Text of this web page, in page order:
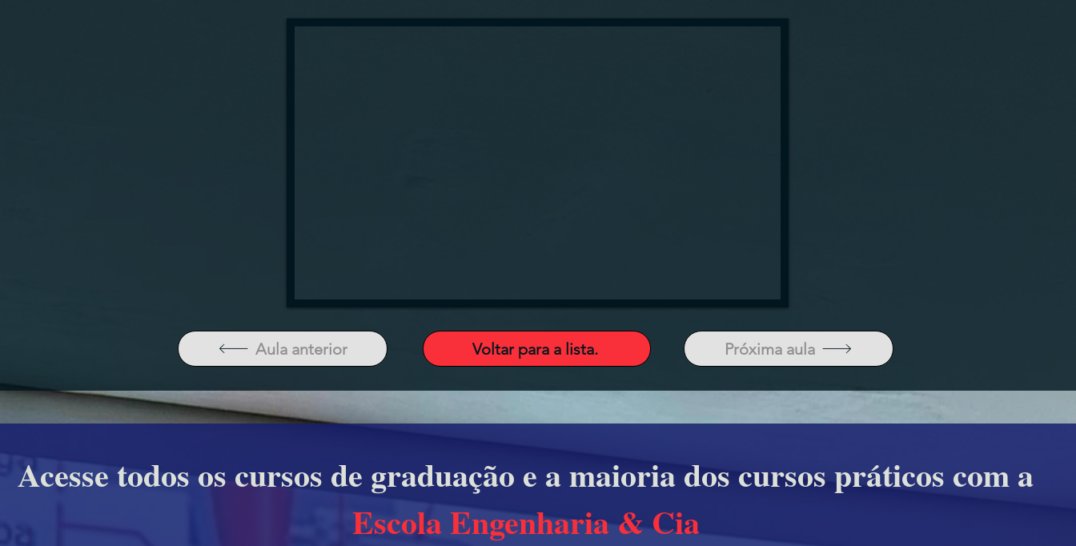
Aula anterior Voltar para a lista. Próxima aula
Acesse todos os cursos de graduação e a maioria dos cursos práticos com a
Escola Engenharia & Cia